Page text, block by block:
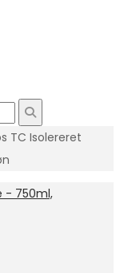
TC Isolereret